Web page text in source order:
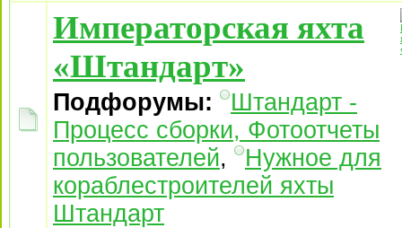
Императорская яхта
«Штандарт»
Подфорумы:
Штандарт -
Процесс сборки, Фотоотчеты
пользователей,
Нужное для
кораблестроителей яхты
Штандарт